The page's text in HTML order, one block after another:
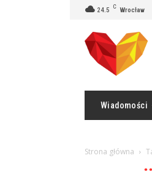
24.5 C Wrocław
Wiadomości
Strona główna